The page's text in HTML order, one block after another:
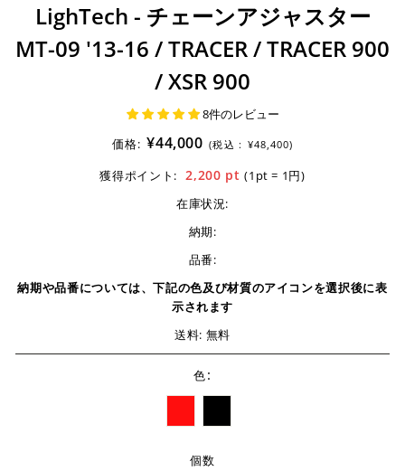
LighTech - チェーンアジャスター
MT-09 '13-16 / TRACER / TRACER 900
/ XSR 900
8件のレビュー
価格: ¥44,000 (税込 : ¥48,400)
獲得ポイント: 2,200 pt(1pt = 1円)
在庫状況:
納期:
品番:
納期や品番については、下記の色及び材質のアイコンを選択後に表
示されます
送料: 無料
色:
個数